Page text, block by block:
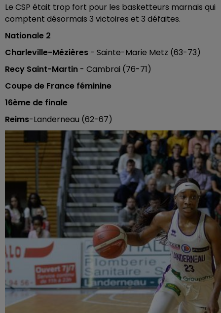
Le CSP était trop fort pour les basketteurs marnais qui
comptent désormais 3 victoires et 3 défaites.
Nationale 2
Charleville-Mézières - Sainte-Marie Metz (63-73)
Recy Saint-Martin - Cambrai (76-71)
Coupe de France féminine
16ème de finale
Reims-Landerneau (62-67)